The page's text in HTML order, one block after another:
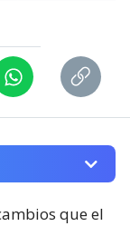
que el